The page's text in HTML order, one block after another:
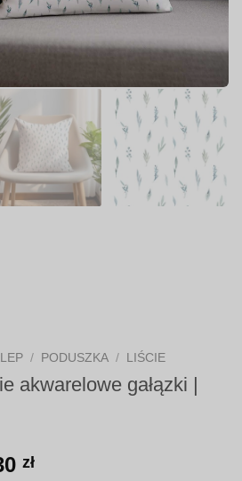
/ PODUSZKA / LIŚCIE
akwarelowe gałązki |
złZakres